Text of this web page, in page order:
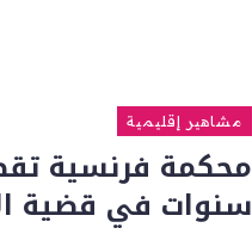
مشاهير إقليمية
سنوات في قضية